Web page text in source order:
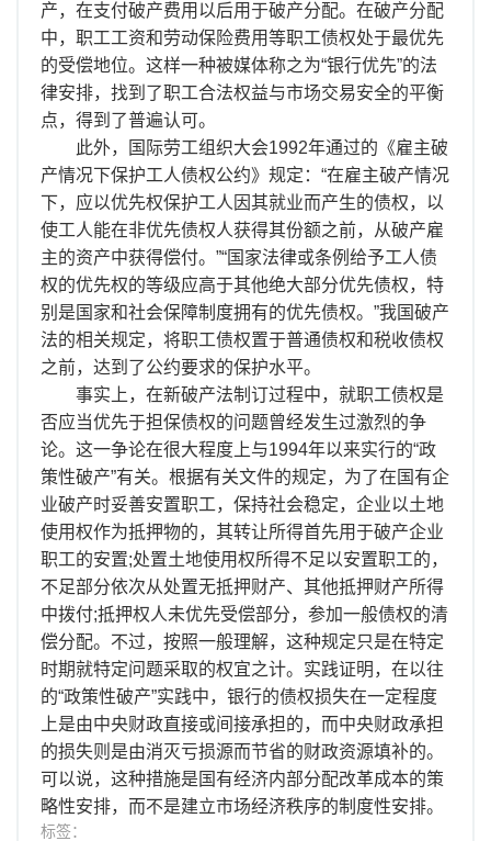
产，在支付破产费用以后用于破产分配。在破产分配
中，职工工资和劳动保险费用等职工债权处于最优先
的受偿地位。这样一种被媒体称之为“银行优先”的法
律安排，找到了职工合法权益与市场交易安全的平衡
点，得到了普遍认可。
此外，国际劳工组织大会1992年通过的《雇主破
产情况下保护工人债权公约》规定：“在雇主破产情况
下，应以优先权保护工人因其就业而产生的债权，以
使工人能在非优先债权人获得其份额之前，从破产雇
主的资产中获得偿付。”“国家法律或条例给予工人债
权的优先权的等级应高于其他绝大部分优先债权，特
别是国家和社会保障制度拥有的优先债权。”我国破产
法的相关规定，将职工债权置于普通债权和税收债权
之前，达到了公约要求的保护水平。
事实上，在新破产法制订过程中，就职工债权是
否应当优先于担保债权的问题曾经发生过激烈的争
论。这一争论在很大程度上与1994年以来实行的“政
策性破产”有关。根据有关文件的规定，为了在国有企
业破产时妥善安置职工，保持社会稳定，企业以土地
使用权作为抵押物的，其转让所得首先用于破产企业
职工的安置;处置土地使用权所得不足以安置职工的，
不足部分依次从处置无抵押财产、其他抵押财产所得
中拨付;抵押权人未优先受偿部分，参加一般债权的清
偿分配。不过，按照一般理解，这种规定只是在特定
时期就特定问题采取的权宜之计。实践证明，在以往
的“政策性破产”实践中，银行的债权损失在一定程度
上是由中央财政直接或间接承担的，而中央财政承担
的损失则是由消灭亏损源而节省的财政资源填补的。
可以说，这种措施是国有经济内部分配改革成本的策
略性安排，而不是建立市场经济秩序的制度性安排。
标签：